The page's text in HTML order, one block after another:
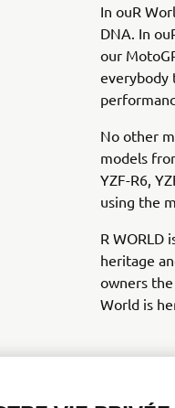
In ouR
DNA. In
our
everybody
No other
models
YZF-R6,
using the
R WORLD
heritage
owners
World is